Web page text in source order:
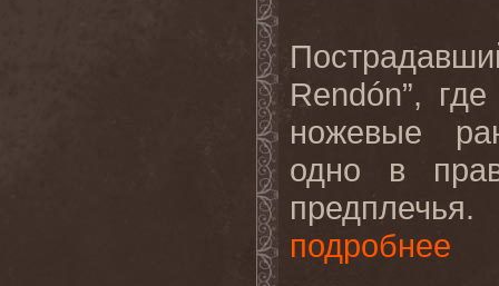
Rendón”,
ножевые
одно в
подробнее